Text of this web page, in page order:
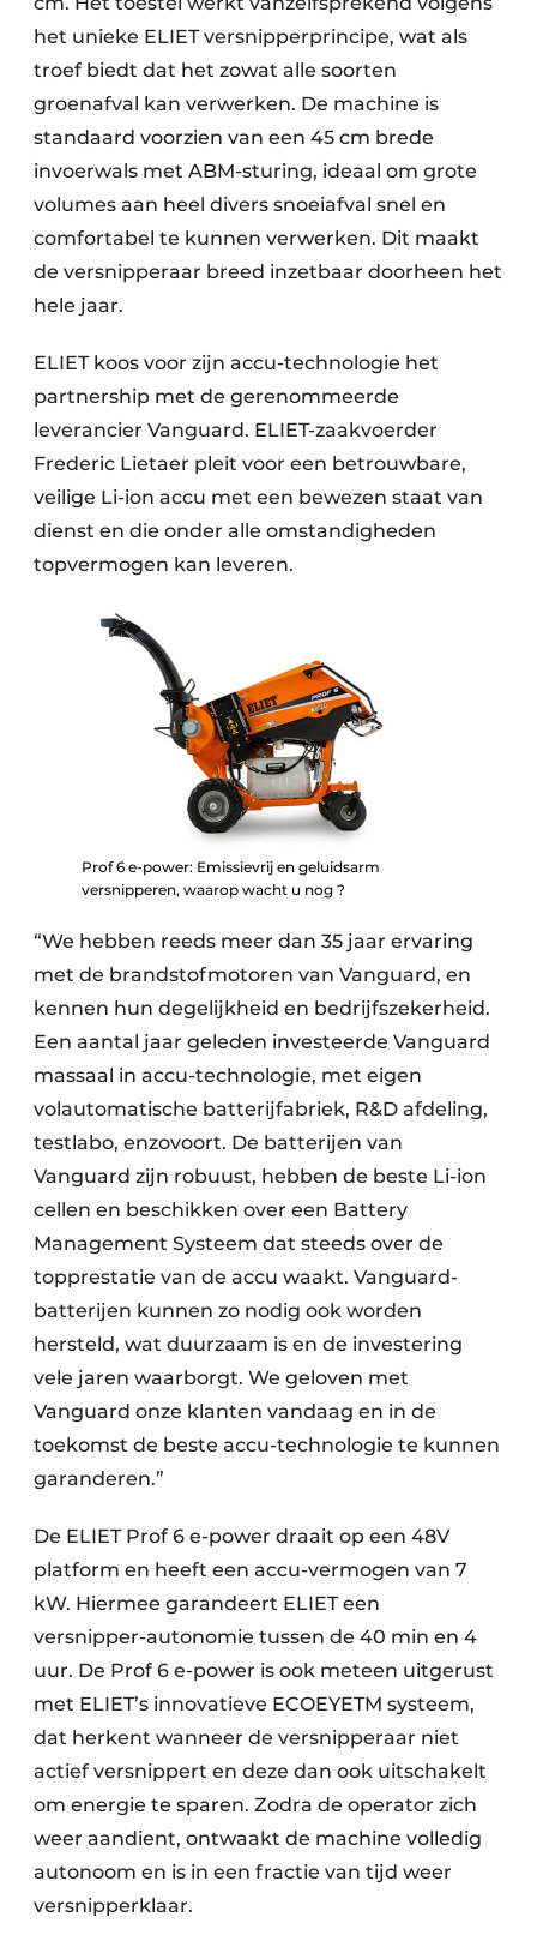
het unieke ELIET versnipper­principe, wat als
troef biedt dat het zowat alle soorten
groenafval kan verwerken. De machine is
standaard voorzien van een 45 cm brede
invoerwals met ABM-sturing, ideaal om grote
volumes aan heel divers snoeiafval snel en
comfortabel te kunnen verwerken. Dit maakt
de versnipperaar breed inzetbaar doorheen het
hele jaar.
ELIET koos voor zijn accu-technologie het
partnership met de gerenommeerde
leverancier Vanguard. ELIET-zaakvoerder
Frederic Lietaer pleit voor een betrouwbare,
veilige Li-ion accu met een bewezen staat van
dienst en die onder alle omstandig­heden
topvermogen kan leveren.
Prof 6 e-power: Emissievrij en geluidsarm
versnipperen, waarop wacht u nog ?
“We hebben reeds meer dan 35 jaar ervaring
met de brandstofmotoren van Vanguard, en
kennen hun degelijkheid en bedrijfszekerheid.
Een aantal jaar geleden investeerde Vanguard
massaal in accu-technologie, met eigen
volautomatische batterijfabriek, R&D afdeling,
testlabo, enzovoort. De batterijen van
Vanguard zijn robuust, hebben de beste Li-ion
cellen en beschikken over een Battery
Management Systeem dat steeds over de
topprestatie van de accu waakt. Vanguard-
batterijen kunnen zo nodig ook worden
hersteld, wat duurzaam is en de investering
vele jaren waarborgt. We geloven met
Vanguard onze klanten vandaag en in de
toekomst de beste accu-technologie te kunnen
garanderen.”
De ELIET Prof 6 e-power draait op een 48V
platform en heeft een accu-vermogen van 7
kW. Hiermee garandeert ELIET een
versnipper-­autonomie tussen de 40 min en 4
uur. De Prof 6 e-power is ook meteen uitgerust
met ELIET’s innovatieve ECOEYETM systeem,
dat herkent wanneer de versnipperaar niet
actief versnippert en deze dan ook uitschakelt
om energie te sparen. Zodra de operator zich
weer aandient, ontwaakt de machine volledig
autonoom en is in een fractie van tijd weer
versnipperklaar.